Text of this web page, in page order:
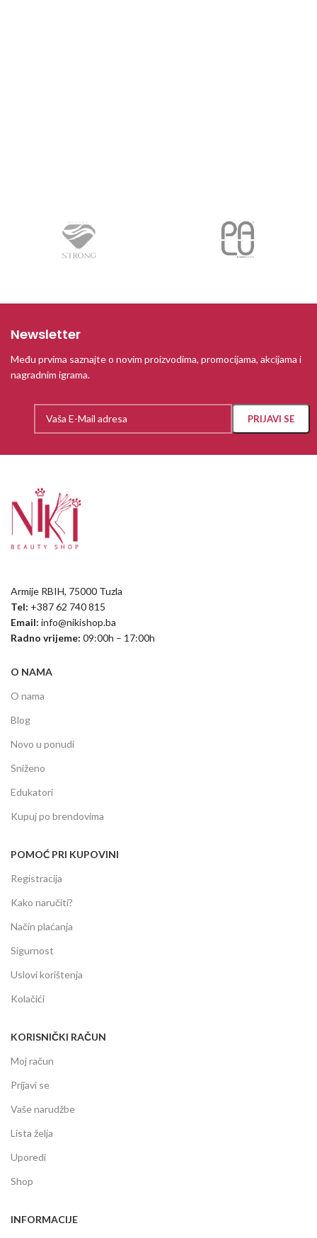
Newsletter
Među prvima saznajte o novim proizvodima, promocijama, akcijama i
nagradnim igrama.
Armije RBIH, 75000 Tuzla
Tel: +387 62 740 815
Email: info@nikishop.ba
Radno vrijeme: 09:00h – 17:00h
O NAMA
O nama
Blog
Novo u ponudi
Sniženo
Edukatori
Kupuj po brendovima
POMOĆ PRI KUPOVINI
Registracija
Kako naručiti?
Način plaćanja
Sigurnost
Uslovi korištenja
Kolačići
KORISNIČKI RAČUN
Moj račun
Prijavi se
Vaše narudžbe
Lista želja
Uporedi
Shop
INFORMACIJE